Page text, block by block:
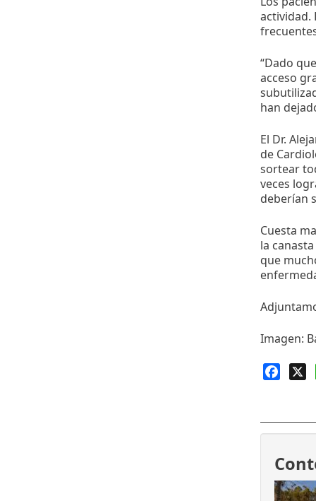
actividad.
“Dado
acceso
han
El Dr.
de
sortear
veces
deberían
Cuesta
la
que
Imagen: